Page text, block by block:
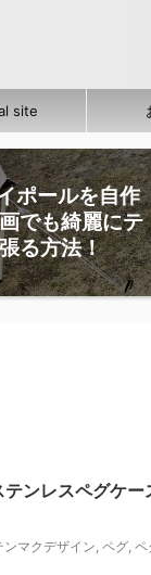
site
ポールを自作
でも綺麗にテ
る方法！
ンレスペグケ
ンマクデザイン, ペグ, ペ